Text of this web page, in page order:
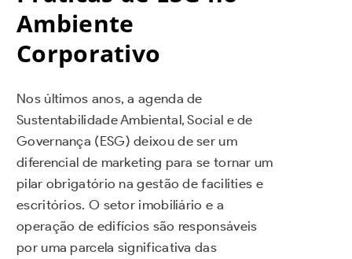
Ambiente
Corporativo
Nos últimos anos, a agenda de
Sustentabilidade Ambiental, Social e de
Governança (ESG) deixou de ser um
diferencial de marketing para se tornar um
pilar obrigatório na gestão de facilities e
escritórios. O setor imobiliário e a
operação de edifícios são responsáveis
por uma parcela significativa das